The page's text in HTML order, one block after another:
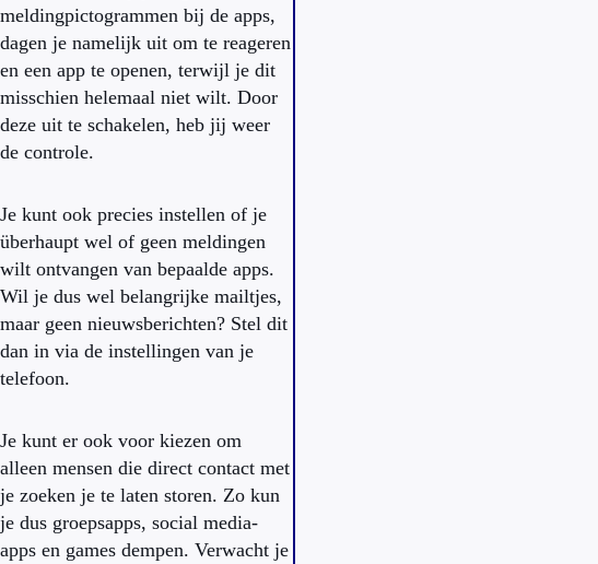
meldingpictogrammen bij de apps,
dagen je namelijk uit om te reageren
en een app te openen, terwijl je dit
misschien helemaal niet wilt. Door
deze uit te schakelen, heb jij weer
de controle.
Je kunt ook precies instellen of je
überhaupt wel of geen meldingen
wilt ontvangen van bepaalde apps.
Wil je dus wel belangrijke mailtjes,
maar geen nieuwsberichten? Stel dit
dan in via de instellingen van je
telefoon.
Je kunt er ook voor kiezen om
alleen mensen die direct contact met
je zoeken je te laten storen. Zo kun
je dus groepsapps, social media-
apps en games dempen. Verwacht je